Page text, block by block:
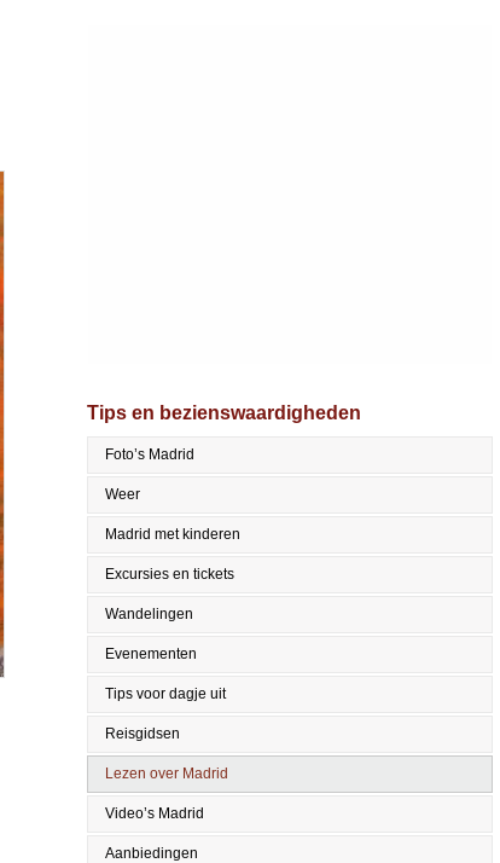
Tips en bezienswaardigheden
Foto’s Madrid
Weer
Madrid met kinderen
Excursies en tickets
Wandelingen
Evenementen
Tips voor dagje uit
Reisgidsen
Lezen over Madrid
Video’s Madrid
Aanbiedingen